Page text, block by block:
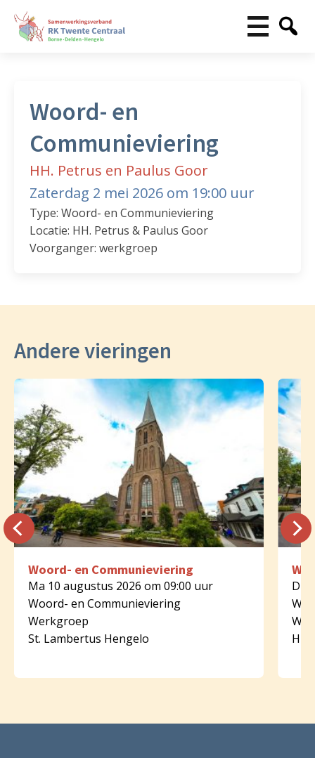
Woord- en
Communieviering
HH. Petrus en Paulus Goor
Zaterdag 2 mei 2026 om 19:00 uur
Type: Woord- en Communieviering
Locatie: HH. Petrus & Paulus Goor
Voorganger: werkgroep
Andere vieringen
Woord- en Communieviering
Ma 10 augustus 2026 om 09:00 uur
Woord- en Communieviering
Werkgroep
St. Lambertus Hengelo
Di